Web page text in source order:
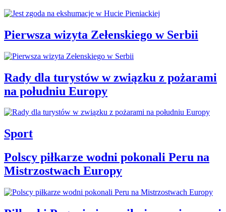
Pierwsza wizyta Zełenskiego w Serbii
Rady dla turystów w związku z pożarami
na południu Europy
Sport
Polscy piłkarze wodni pokonali Peru na
Mistrzostwach Europy